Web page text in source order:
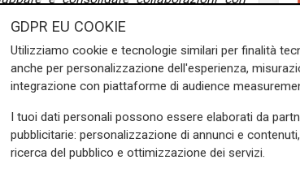
di conoscenze e best practices a livello
è una speranza per tutti i bambini del
significativamente l’ambito della
che includono la formazione a
all’elaborazione di protocolli adattati ai
GDPR EU COOKIE
Utilizziamo cookie e tecnologie similari per finalità
anche per personalizzazione dell'esperienza,
integrazione con piattaforme di audience
I tuoi dati personali possono essere elaborati da
pubblicitarie: personalizzazione di annunci e
ricerca del pubblico e ottimizzazione dei servizi.